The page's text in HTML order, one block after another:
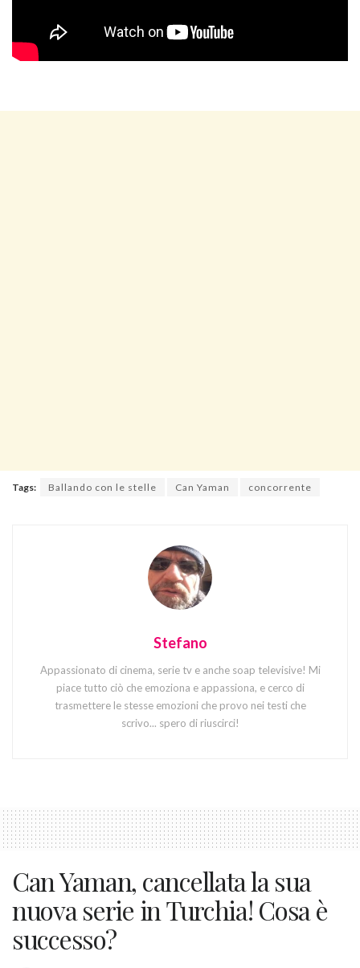
Tags: Ballando con le stelle Can Yaman concorrente
Stefano
Appassionato di cinema, serie tv e anche soap televisive! Mi
piace tutto ciò che emoziona e appassiona, e cerco di
trasmettere le stesse emozioni che provo nei testi che
scrivo... spero di riuscirci!
Can Yaman, cancellata la sua
nuova serie in Turchia! Cosa è
successo?